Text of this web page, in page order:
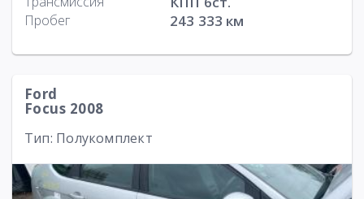
Пробег 243 333 км
Ford
Focus 2008
Тип: Полукомплект